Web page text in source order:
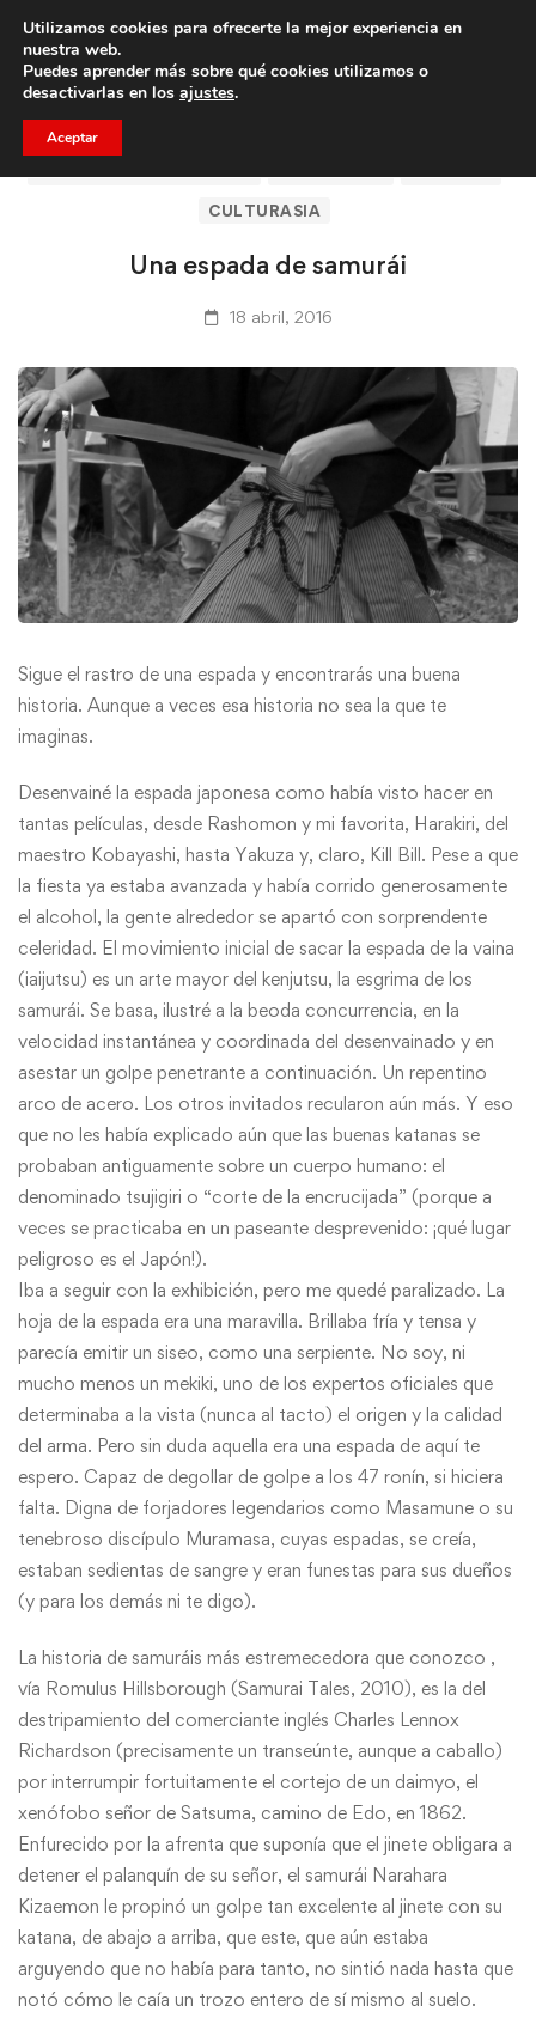
Trae a un amigo y llevaos un total de 75€ de descuento.
CULTURASIA
Una espada de samurái
18 abril, 2016
Sigue el rastro de una espada y encontrarás una buena
historia. Aunque a veces esa historia no sea la que te
imaginas.
Desenvainé la espada japonesa como había visto hacer en
tantas películas, desde Rashomon y mi favorita, Harakiri, del
maestro Kobayashi, hasta Yakuza y, claro, Kill Bill. Pese a que
la fiesta ya estaba avanzada y había corrido generosamente
el alcohol, la gente alrededor se apartó con sorprendente
celeridad. El movimiento inicial de sacar la espada de la vaina
(iaijutsu) es un arte mayor del kenjutsu, la esgrima de los
samurái. Se basa, ilustré a la beoda concurrencia, en la
velocidad instantánea y coordinada del desenvainado y en
asestar un golpe penetrante a continuación. Un repentino
arco de acero. Los otros invitados recularon aún más. Y eso
que no les había explicado aún que las buenas katanas se
probaban antiguamente sobre un cuerpo humano: el
denominado tsujigiri o “corte de la encrucijada” (porque a
veces se practicaba en un paseante desprevenido: ¡qué lugar
peligroso es el Japón!).
Iba a seguir con la exhibición, pero me quedé paralizado. La
hoja de la espada era una maravilla. Brillaba fría y tensa y
parecía emitir un siseo, como una serpiente. No soy, ni
mucho menos un mekiki, uno de los expertos oficiales que
determinaba a la vista (nunca al tacto) el origen y la calidad
del arma. Pero sin duda aquella era una espada de aquí te
espero. Capaz de degollar de golpe a los 47 ronín, si hiciera
falta. Digna de forjadores legendarios como Masamune o su
tenebroso discípulo Muramasa, cuyas espadas, se creía,
estaban sedientas de sangre y eran funestas para sus dueños
(y para los demás ni te digo).
La historia de samuráis más estremecedora que conozco ,
vía Romulus Hillsborough (Samurai Tales, 2010), es la del
destripamiento del comerciante inglés Charles Lennox
Richardson (precisamente un transeúnte, aunque a caballo)
por interrumpir fortuitamente el cortejo de un daimyo, el
xenófobo señor de Satsuma, camino de Edo, en 1862.
Enfurecido por la afrenta que suponía que el jinete obligara a
detener el palanquín de su señor, el samurái Narahara
Kizaemon le propinó un golpe tan excelente al jinete con su
katana, de abajo a arriba, que este, que aún estaba
arguyendo que no había para tanto, no sintió nada hasta que
notó cómo le caía un trozo entero de sí mismo al suelo.
Utilizamos cookies para ofrecerte la mejor experiencia en
nuestra web.
Puedes aprender más sobre qué cookies utilizamos o
desactivarlas en los ajustes.
Aceptar